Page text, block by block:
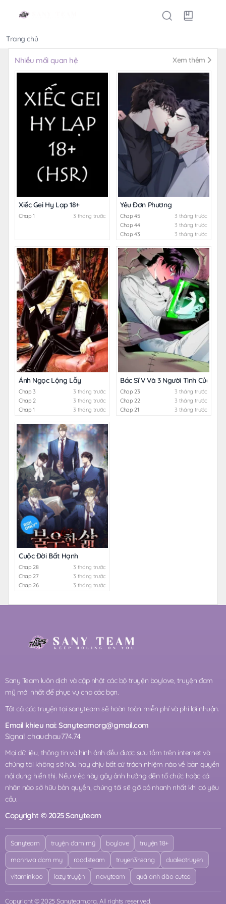
Trang chủ
Nhiều mối quan hệ Xem thêm
Xiếc Gei Hy Lạp 18+
Chap 1 3 tháng trước
Yêu Đơn Phương
Chap 45
3 tháng trước
Chap 44
3 tháng trước
Chap 43
3 tháng trước
Ánh Ngọc Lộng Lẫy
Chap 3
3 tháng trước
Chap 2
3 tháng trước
Chap 1
3 tháng trước
Bác Sĩ V Và 3 Người Tình Của
Chap 23
3 tháng trước
Chap 22
3 tháng trước
Chap 21
3 tháng trước
Cuộc Đời Bất Hạnh
Chap 28
3 tháng trước
Chap 27
3 tháng trước
Chap 26
3 tháng trước
Sany Team luôn dịch và cập nhật các bộ truyện boylove, truyện đam
mỹ mới nhất để phục vụ cho các bạn.
Tất cả các truyện tại sanyteam sẽ hoàn toàn miễn phí và phi lợi nhuận.
Email khieu nai:Sanyteamorg@gmail.com
Signal: chauchau774.74
Mọi dữ liệu, thông tin và hình ảnh đều được sưu tầm trên internet và
chúng tôi không sỡ hữu hay chịu bất cứ trách nhiệm nào về bản quyền
nội dung hiển thị. Nếu việc này gây ảnh hưởng đến tổ chức hoặc cá
nhân nào sở hữu bản quyền, chúng tôi sẽ gỡ bỏ nhanh nhất khi có yêu
cầu.
Copyright © 2025 Sanyteam
Sanyteam truyện đam mỹ boylove truyện 18+
manhwa dam my roadsteam truyen3hsang dualeotruyen
vitaminkoo lazy truyện navyteam quả anh đào cuteo
Copyright © 2025 Sanyteam.org. All rights reserved.